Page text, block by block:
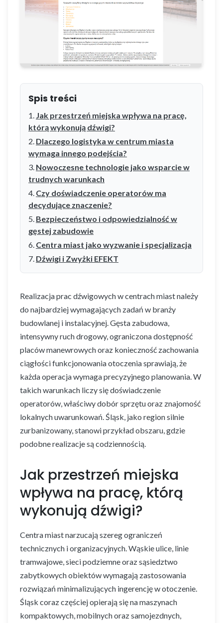
Spis treści
Jak przestrzeń miejska wpływa na pracę,
którą wykonują dźwigi?
Dlaczego logistyka w centrum miasta
wymaga innego podejścia?
Nowoczesne technologie jako wsparcie w
trudnych warunkach
Czy doświadczenie operatorów ma
decydujące znaczenie?
Bezpieczeństwo i odpowiedzialność w
gęstej zabudowie
Centra miast jako wyzwanie i specjalizacja
Dźwigi i Zwyżki EFEKT
Realizacja prac dźwigowych w centrach miast należy
do najbardziej wymagających zadań w branży
budowlanej i instalacyjnej. Gęsta zabudowa,
intensywny ruch drogowy, ograniczona dostępność
placów manewrowych oraz konieczność zachowania
ciągłości funkcjonowania otoczenia sprawiają, że
każda operacja wymaga precyzyjnego planowania. W
takich warunkach liczy się doświadczenie
operatorów, właściwy dobór sprzętu oraz znajomość
lokalnych uwarunkowań. Śląsk, jako region silnie
zurbanizowany, stanowi przykład obszaru, gdzie
podobne realizacje są codziennością.
Jak przestrzeń miejska
wpływa na pracę, którą
wykonują dźwigi?
Centra miast narzucają szereg ograniczeń
technicznych i organizacyjnych. Wąskie ulice, linie
tramwajowe, sieci podziemne oraz sąsiedztwo
zabytkowych obiektów wymagają zastosowania
rozwiązań minimalizujących ingerencję w otoczenie.
Śląsk coraz częściej opierają się na maszynach
kompaktowych, mobilnych oraz samojezdnych,